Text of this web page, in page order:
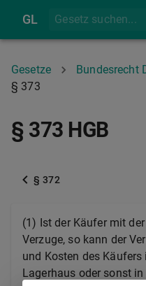
GL
Gesetze Bundesrecht
§ 373
§ 373 HGB
§ 372
(1) Ist der Käufer mit
Verzuge, so kann der
und Kosten des
Lagerhaus oder sonst